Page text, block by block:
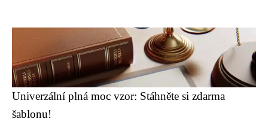
Univerzální plná moc vzor: Stáhněte si zdarma
šablonu!